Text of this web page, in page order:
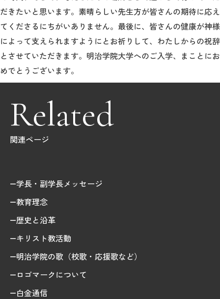
だきたいと思います。素晴らしい先生方が皆さんの期待に応え
てくださるにちがいありません。最後に、皆さんの健康が神様
によって支えられますようにとお祈りして、わたしからの祝辞
とさせていただきます。明治学院大学へのご入学、まことにお
めでとうございます。
Related
関連ページ
学長・副学長メッセージ
教育理念
歴史と沿革
キリスト教活動
明治学院の歌（校歌・応援歌など）
ロゴマークについて
白金通信